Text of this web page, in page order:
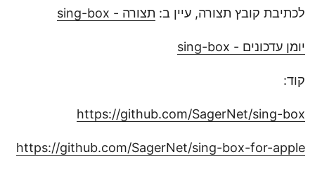
לכתיבת קובץ תצורה, עיין ב: תצורה - sing-box
יומן עדכונים - sing-box
קוד:
https://github.com/SagerNet/sing-box
https://github.com/SagerNet/sing-box-for-apple